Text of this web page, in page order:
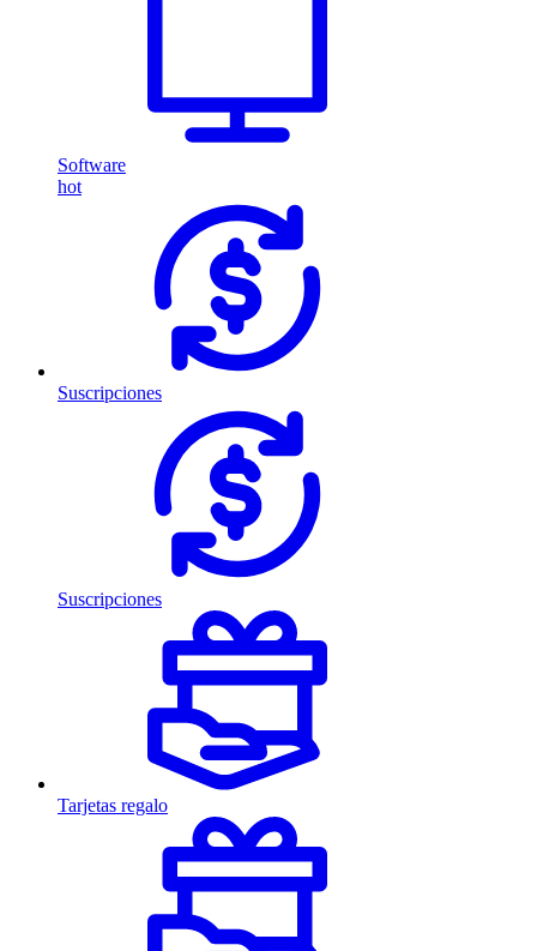
Software
hot
Suscripciones
Suscripciones
Tarjetas regalo